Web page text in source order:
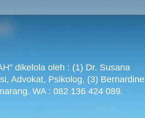
dikelola oleh : (1) Dr. Susana
Advokat, Psikolog, (3) Bernardine
WA : 082 136 424 089.